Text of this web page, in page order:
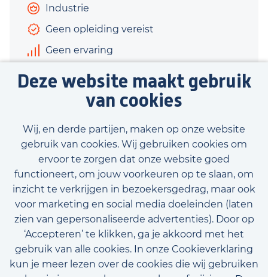
Deze website maakt gebruik
van cookies
Wij, en derde partijen, maken op onze website
gebruik van cookies. Wij gebruiken cookies om
ervoor te zorgen dat onze website goed
functioneert, om jouw voorkeuren op te slaan, om
inzicht te verkrijgen in bezoekersgedrag, maar ook
voor marketing en social media doeleinden (laten
zien van gepersonaliseerde advertenties). Door op
‘Accepteren’ te klikken, ga je akkoord met het
gebruik van alle cookies. In onze Cookieverklaring
kun je meer lezen over de cookies die wij gebruiken
Industrie
Geen opleiding vereist
Geen ervaring
€2.650 - €2.700
Bekijk vacature
Bekijk onze beschikbare vacatures